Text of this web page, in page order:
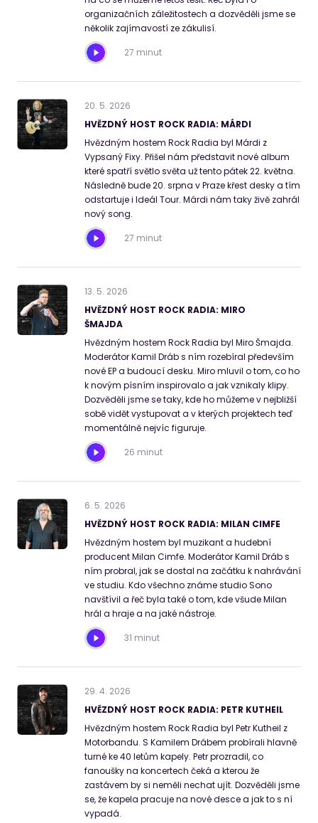
organizačních záležitostech a dozvěděli jsme se
několik zajímavostí ze zákulisí.
27 minut
20. 5. 2026
HVĚZDNÝ HOST ROCK RADIA: MÁRDI
Hvězdným hostem Rock Radia byl Márdi z
Vypsaný Fixy. Přišel nám představit nové album
které spatří světlo světa už tento pátek 22. května.
Následně bude 20. srpna v Praze křest desky a tím
odstartuje i Ideál Tour. Márdi nám taky živě zahrál
nový song.
27 minut
13. 5. 2026
HVĚZDNÝ HOST ROCK RADIA: MIRO
ŠMAJDA
Hvězdným hostem Rock Radia byl Miro Šmajda.
Moderátor Kamil Dráb s ním rozebíral především
nové EP a budoucí desku. Miro mluvil o tom, co ho
k novým písním inspirovalo a jak vznikaly klipy.
Dozvěděli jsme se taky, kde ho můžeme v nejbližší
sobě vidět vystupovat a v kterých projektech teď
momentálně nejvíc figuruje.
26 minut
6. 5. 2026
HVĚZDNÝ HOST ROCK RADIA: MILAN CIMFE
Hvězdným hostem byl muzikant a hudební
producent Milan Cimfe. Moderátor Kamil Dráb s
ním probral, jak se dostal na začátku k nahrávání
ve studiu. Kdo všechno známe studio Sono
navštívil a řeč byla také o tom, kde všude Milan
hrál a hraje a na jaké nástroje.
31 minut
29. 4. 2026
HVĚZDNÝ HOST ROCK RADIA: PETR KUTHEIL
Hvězdným hostem Rock Radia byl Petr Kutheil z
Motorbandu. S Kamilem Drábem probírali hlavně
turné ke 40 letům kapely. Petr prozradil, co
fanoušky na koncertech čeká a kterou že
zastávem by si neměli nechat ujít. Dozvěděli jsme
se, že kapela pracuje na nové desce a jak to s ní
vypadá.